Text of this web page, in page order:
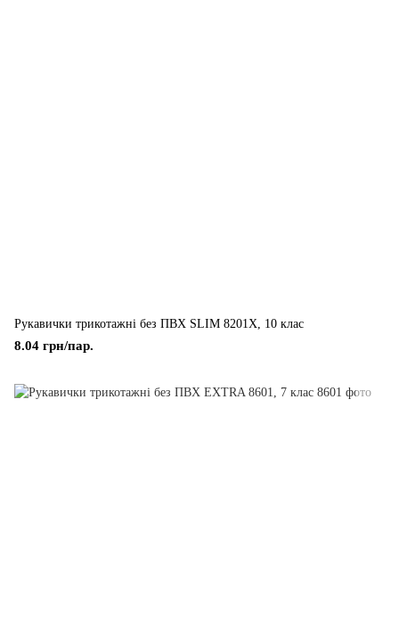
Рукавички трикотажні без ПВХ SLIM 8201Х, 10 клас
8.04 грн/пар.